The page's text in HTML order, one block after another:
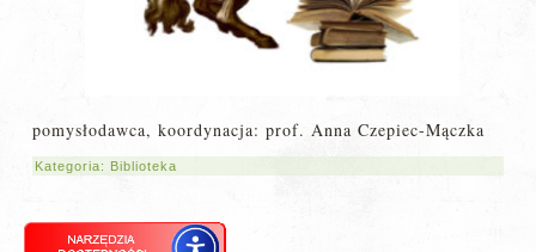
pomysłodawca, koordynacja: prof. Anna Czepiec-Mączka
Kategoria: Biblioteka